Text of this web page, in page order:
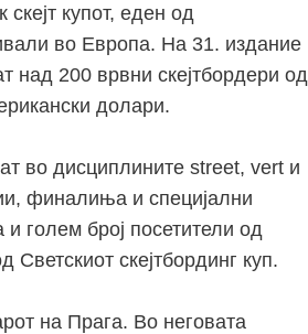
купот, еден од
во Европа. На 31. издание
над 200 врвни скејтбордери од
долари.
во дисциплините street, vert и
финалиња и специјални
голем број посетители од
скејтбординг куп.
на Прага. Во неговата